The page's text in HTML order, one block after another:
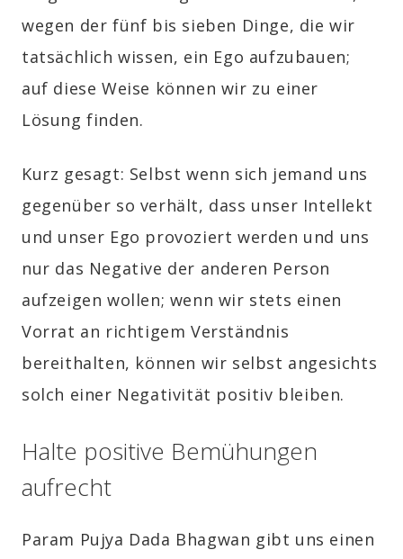
wegen der fünf bis sieben Dinge, die wir
tatsächlich wissen, ein Ego aufzubauen;
auf diese Weise können wir zu einer
Lösung finden.
Kurz gesagt: Selbst wenn sich jemand uns
gegenüber so verhält, dass unser Intellekt
und unser Ego provoziert werden und uns
nur das Negative der anderen Person
aufzeigen wollen; wenn wir stets einen
Vorrat an richtigem Verständnis
bereithalten, können wir selbst angesichts
solch einer Negativität positiv bleiben.
Halte positive Bemühungen
aufrecht
Param Pujya Dada Bhagwan gibt uns einen